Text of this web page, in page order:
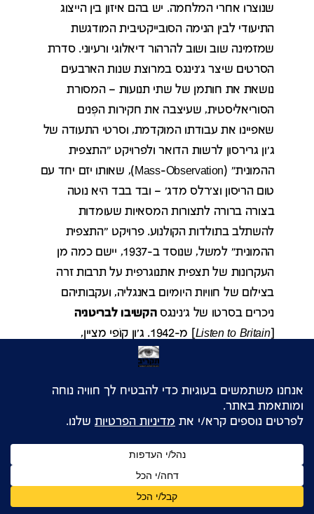
שנוצרו אחרי המלחמה. יש בהם איזון בין הייצוג
התיעודי לבין הנימה הסובייקטיבית המודגשת
שמזמינה שוב ושוב להרהור דיאלוגי ורעיוני. סדרת
הסרטים שיצר ג'נינגס במרוצת שנות הארבעים
נושאת את חותמן של שתי תנועות – המסורת
הסוריאליסטית, שעיצבה את חקירות הפְּנים
שאפיינו את עבודתו המוקדמת, וסרטי התעודה של
ג'ון גרירסון לרשות הדואר ולפרויקט "התצפית
ההמונית" (Mass-Observation), שאותו יזם יחד עם
טום הריסון וצ'רלס מדג' – ובד בבד היא נוטה
בצורה ברורה לתצורות המסאיות שעומדות
להשתלב בתולדות הקולנוע. פרויקט "התצפית
ההמונית" למשל, שנוסד ב-1937, יישם כמה מן
העקרונות של תצפית אתנוגרפית על תרבות זרה
בצילום של חוויות היומיום באנגליה, ועקבותיהם
ניכרים בסרטו של ג'נינגסהקשיבו לבריטניה
[
Listen to Britain
] מ-1942. ג'ון קוֹפי מציין,
במסגרת הדיון שלו בעבודתו של ג'נינגס (שאותו
על היומיום אינן רחוקות מאוד, בעצם,
מהסוריאליזם".
הוא מונטאז' של חוויות השגרה
באנגליה במהלך המלחמה: גבר בדרכו לעבודה,
תלמידים משחקים, חיילים מחכים לרכבת וכיוצא